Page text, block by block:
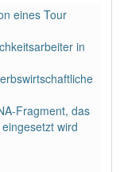
einem
eines Tour
in
Fragment, das
wird